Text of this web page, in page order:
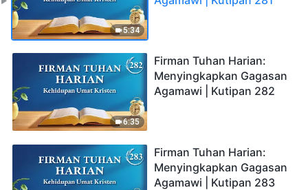
5:34
6:35
Firman Tuhan Harian:
Menyingkapkan Gagasan
Agamawi | Kutipan 282
Firman Tuhan Harian:
Menyingkapkan Gagasan
Agamawi | Kutipan 283